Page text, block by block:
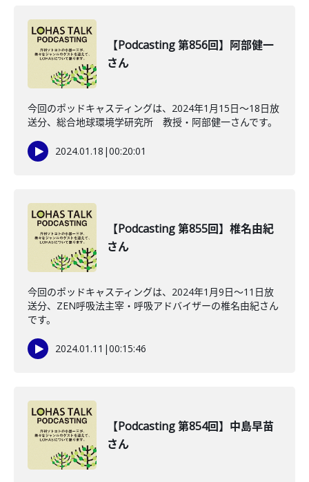
【Podcasting 第856回】阿部健一
さん
今回のポッドキャスティングは、2024年1月15日〜18日放
送分、総合地球環境学研究所 教授・阿部健一さんです。
2024.01.18 |00:20:01
【Podcasting 第855回】椎名由紀
さん
今回のポッドキャスティングは、2024年1月9日〜11日放
送分、ZEN呼吸法主宰・呼吸アドバイザーの椎名由紀さん
です。
2024.01.11 |00:15:46
【Podcasting 第854回】中島早苗
さん